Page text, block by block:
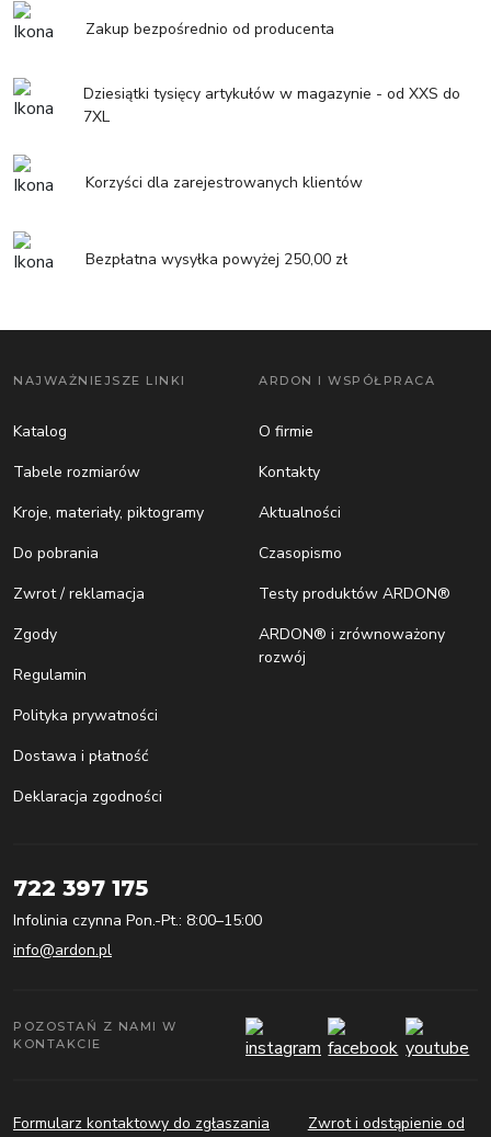
Zakup bezpośrednio od producenta
Dziesiątki tysięcy artykułów w magazynie - od XXS do
7XL
Korzyści dla zarejestrowanych klientów
Bezpłatna wysyłka powyżej 250,00 zł
NAJWAŻNIEJSZE LINKI
Katalog
Tabele rozmiarów
Kroje, materiały, piktogramy
Do pobrania
Zwrot / reklamacja
Zgody
Regulamin
Polityka prywatności
Dostawa i płatność
Deklaracja zgodności
ARDON I WSPÓŁPRACA
O firmie
Kontakty
Aktualności
Czasopismo
Testy produktów ARDON®
ARDON® i zrównoważony
rozwój
722 397 175
Infolinia czynna Pon.-Pt.: 8:00–15:00
info@ardon.pl
POZOSTAŃ Z NAMI W
KONTAKCIE
Formularz kontaktowy do zgłaszania
Zwrot i odstąpienie od